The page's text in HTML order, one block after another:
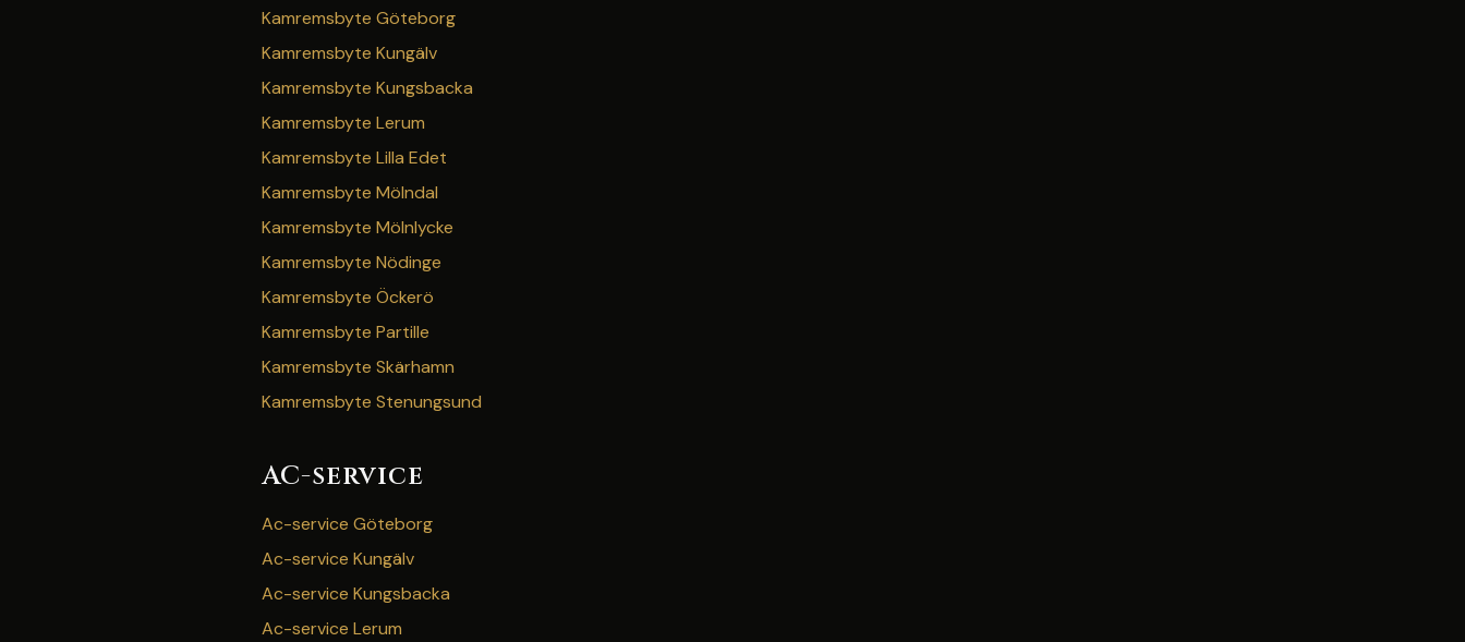
Kamremsbyte Göteborg
Kamremsbyte Kungälv
Kamremsbyte Kungsbacka
Kamremsbyte Lerum
Kamremsbyte Lilla Edet
Kamremsbyte Mölndal
Kamremsbyte Mölnlycke
Kamremsbyte Nödinge
Kamremsbyte Öckerö
Kamremsbyte Partille
Kamremsbyte Skärhamn
Kamremsbyte Stenungsund
AC-service
Ac-service Göteborg
Ac-service Kungälv
Ac-service Kungsbacka
Ac-service Lerum